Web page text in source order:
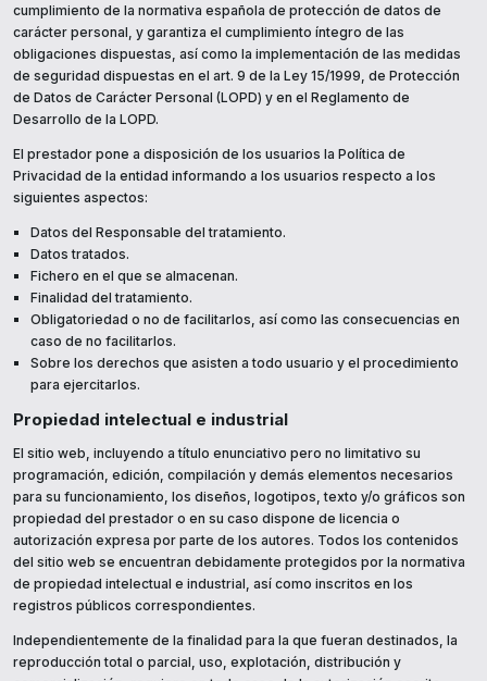
cumplimiento de la normativa española de protección de datos de
carácter personal, y garantiza el cumplimiento íntegro de las
obligaciones dispuestas, así como la implementación de las medidas
de seguridad dispuestas en el art. 9 de la Ley 15/1999, de Protección
de Datos de Carácter Personal (LOPD) y en el Reglamento de
Desarrollo de la LOPD.
El prestador pone a disposición de los usuarios la Política de
Privacidad de la entidad informando a los usuarios respecto a los
siguientes aspectos:
Datos del Responsable del tratamiento.
Datos tratados.
Fichero en el que se almacenan.
Finalidad del tratamiento.
Obligatoriedad o no de facilitarlos, así como las consecuencias en
caso de no facilitarlos.
Sobre los derechos que asisten a todo usuario y el procedimiento
para ejercitarlos.
Propiedad intelectual e industrial
El sitio web, incluyendo a título enunciativo pero no limitativo su
programación, edición, compilación y demás elementos necesarios
para su funcionamiento, los diseños, logotipos, texto y/o gráficos son
propiedad del prestador o en su caso dispone de licencia o
autorización expresa por parte de los autores. Todos los contenidos
del sitio web se encuentran debidamente protegidos por la normativa
de propiedad intelectual e industrial, así como inscritos en los
registros públicos correspondientes.
Independientemente de la finalidad para la que fueran destinados, la
reproducción total o parcial, uso, explotación, distribución y